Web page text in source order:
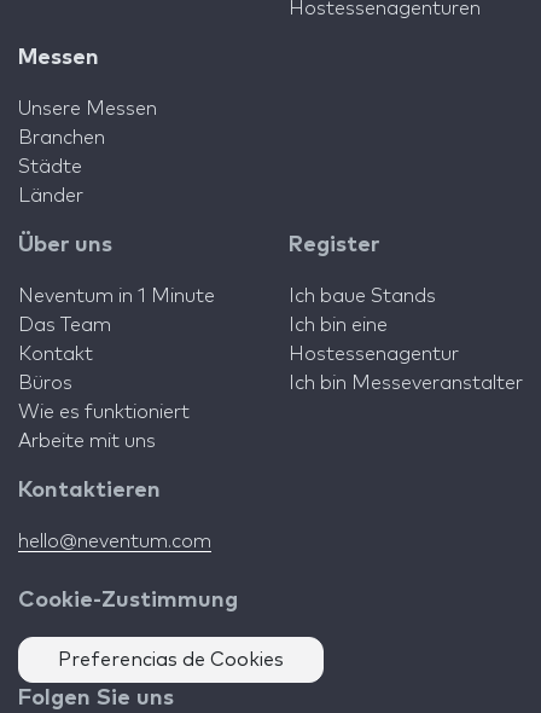
Hostessenagenturen
Messen
Unsere Messen
Branchen
Städte
Länder
Über uns
Neventum in 1 Minute
Das Team
Kontakt
Büros
Wie es funktioniert
Arbeite mit uns
Register
Ich baue Stands
Ich bin eine
Hostessenagentur
Ich bin Messeveranstalter
Kontaktieren
hello@neventum.com
Cookie-Zustimmung
Preferencias de Cookies
Folgen Sie uns